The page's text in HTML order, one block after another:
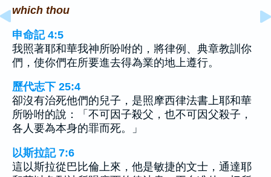
which thou
申命記 4:5
我照著耶和華我神所吩咐的，將律例、典章教訓你
們，使你們在所要進去得為業的地上遵行。
歷代志下 25:4
卻沒有治死他們的兒子，是照摩西律法書上耶和華
所吩咐的說：「不可因子殺父，也不可因父殺子，
各人要為本身的罪而死。」
以斯拉記 7:6
這以斯拉從巴比倫上來，他是敏捷的文士，通達耶